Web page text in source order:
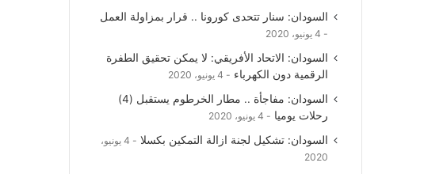
السودان: سنار تتحدى كورونا .. قرار بمزاولة العمل
4 يونيو، 2020
السودان: الاتحاد الأفريقي: لا يمكن تحقيق الطفرة
الرقمية دون الكهرباء
4 يونيو، 2020
السودان: مفاجأة .. مطار الخرطوم يستقبل (4)
رحلات يوميا
4 يونيو، 2020
السودان: تشكيل لجنة ازالة التمكين بكسلا
4 يونيو،
2020